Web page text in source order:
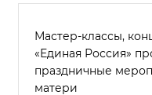
Мастер-классы,
«Единая Россия»
праздничные
матери